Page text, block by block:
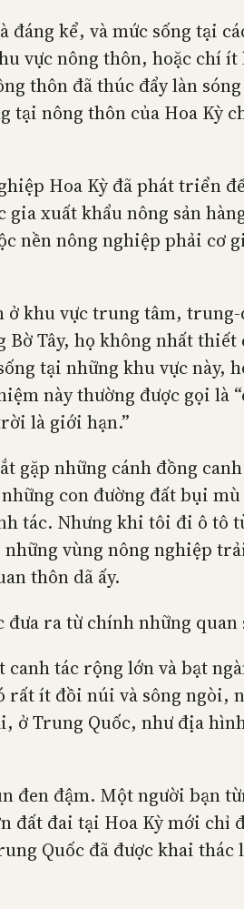
kể, và mức sống tại
vực nông thôn, hoặc chí
thôn đã thúc đẩy làn
tại nông thôn của Hoa
Hoa Kỳ đã phát triển
xuất khẩu nông sản
nền nông nghiệp phải
khu vực trung tâm,
Tây, họ không nhất
tại những khu vực này,
này thường được gọi là
là giới hạn.”
gặp những cánh đồng
con đường đất bụi
tác. Nhưng khi tôi đi ô
vùng nông nghiệp
thôn dã ấy.
đưa ra từ chính những quan
tác rộng lớn và bạt
ít đồi núi và sông
Trung Quốc, như địa
đậm. Một người bạn
đất đai tại Hoa Kỳ mới chỉ
Quốc đã được khai